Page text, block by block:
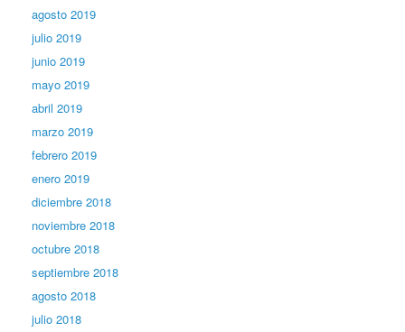
agosto 2019
julio 2019
junio 2019
mayo 2019
abril 2019
marzo 2019
febrero 2019
enero 2019
diciembre 2018
noviembre 2018
octubre 2018
septiembre 2018
agosto 2018
julio 2018